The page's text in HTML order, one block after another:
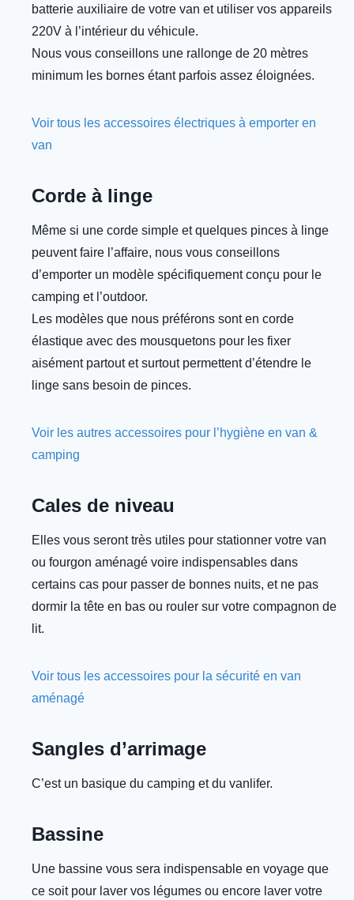
batterie auxiliaire de votre van et utiliser vos appareils
220V à l’intérieur du véhicule.
Nous vous conseillons une rallonge de 20 mètres
minimum les bornes étant parfois assez éloignées.
Voir tous les accessoires électriques à emporter en
van
Corde à linge
Même si une corde simple et quelques pinces à linge
peuvent faire l’affaire, nous vous conseillons
d’emporter un modèle spécifiquement conçu pour le
camping et l’outdoor.
Les modèles que nous préférons sont en corde
élastique avec des mousquetons pour les fixer
aisément partout et surtout permettent d’étendre le
linge sans besoin de pinces.
Voir les autres accessoires pour l’hygiène en van &
camping
Cales de niveau
Elles vous seront très utiles pour stationner votre van
ou fourgon aménagé voire indispensables dans
certains cas pour passer de bonnes nuits, et ne pas
dormir la tête en bas ou rouler sur votre compagnon de
lit.
Voir tous les accessoires pour la sécurité en van
aménagé
Sangles d’arrimage
C’est un basique du camping et du vanlifer.
Bassine
Une bassine vous sera indispensable en voyage que
ce soit pour laver vos légumes ou encore laver votre